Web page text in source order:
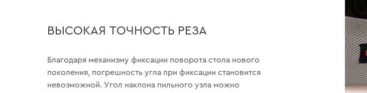
ВЫСОКАЯ ТОЧНОСТЬ РЕЗА
Благодаря механизму фиксации поворота стола нового
поколения, погрешность угла при фиксации становится
невозможной. Угол наклона пильного узла можно